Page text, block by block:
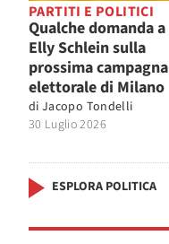
PARTITI E POLITICI
Qualche domanda a
Elly Schlein sulla
prossima campagna
elettorale di Milano
di Jacopo Tondelli
30 Luglio 2026
ESPLORA POLITICA